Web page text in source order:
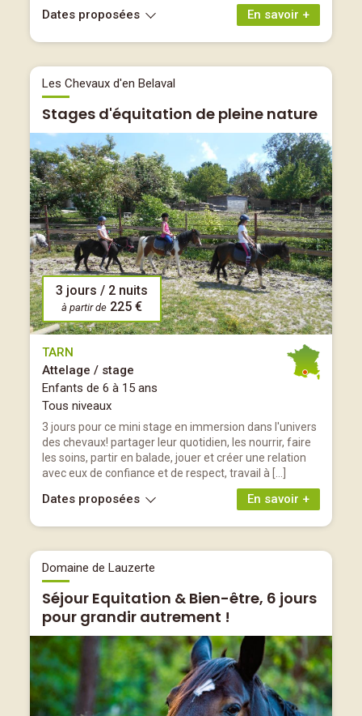
En savoir +
Dates proposées
Les Chevaux d'en Belaval
Stages d'équitation de pleine nature
3 jours / 2 nuits
à partir de 225 €
TARN
Attelage / stage
Enfants de 6 à 15 ans
Tous niveaux
3 jours pour ce mini stage en immersion dans l'univers
des chevaux! partager leur quotidien, les nourrir, faire
les soins, partir en balade, jouer et créer une relation
avec eux de confiance et de respect, travail à […]
En savoir +
Dates proposées
Domaine de Lauzerte
Séjour Equitation & Bien-être, 6 jours
pour grandir autrement !